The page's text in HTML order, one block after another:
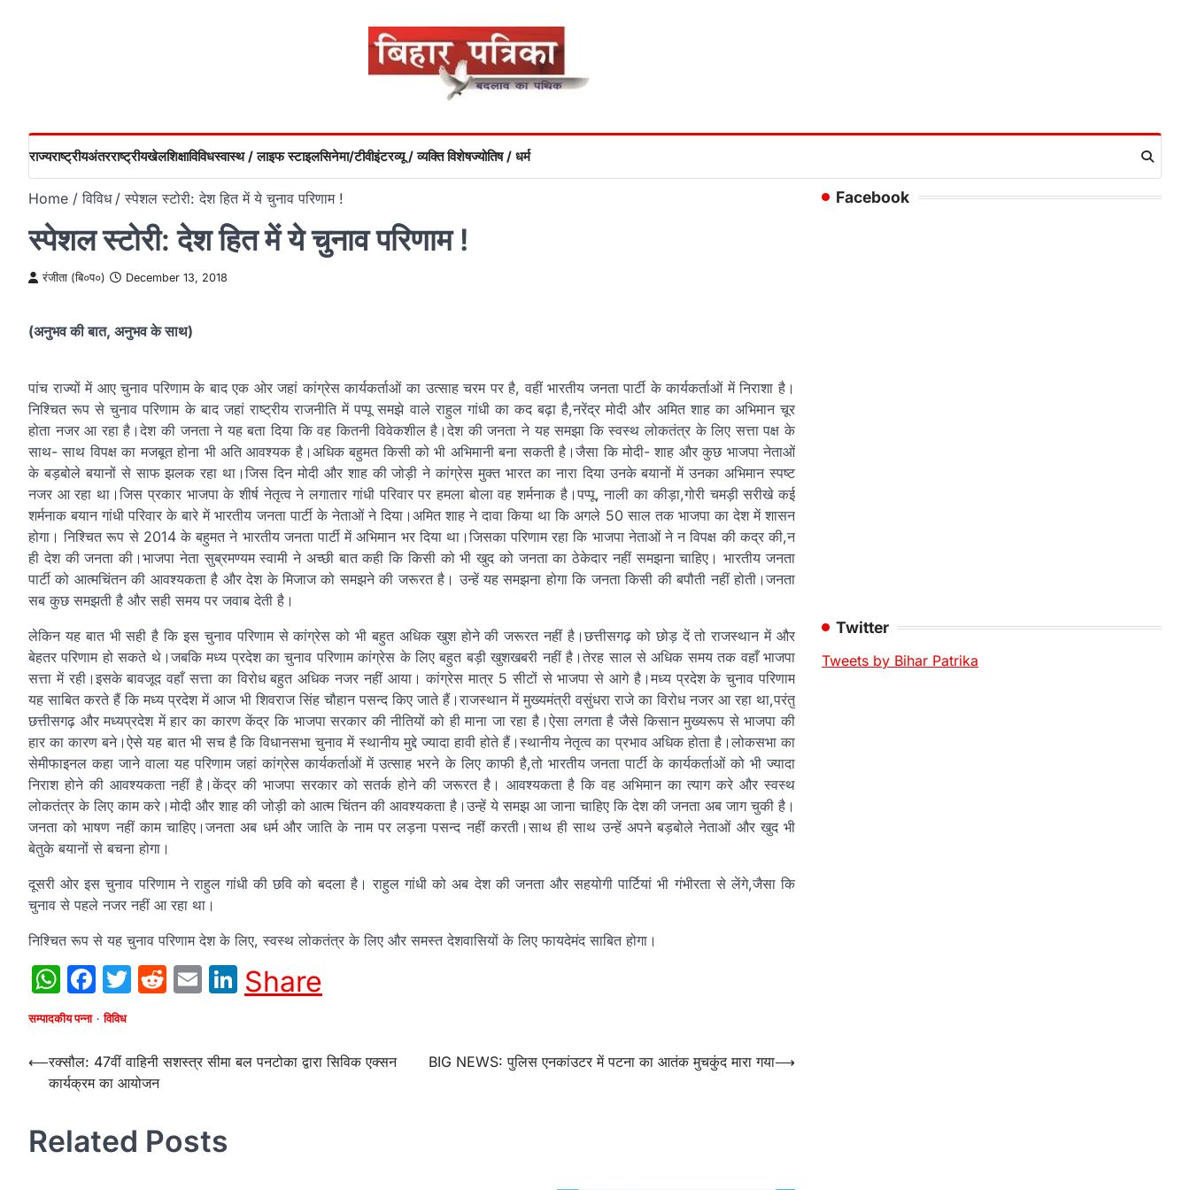
राज्यराष्ट्रीयअंतरराष्ट्रीयखेलशिक्षाविविधस्वास्थ / लाइफ स्टाइलसिनेमा/टीवीइंटरव्यू / व्यक्ति विशेषज्योतिष / धर्म
Home विविध स्पेशल स्टोरी: देश हित में ये चुनाव परिणाम !
स्पेशल स्टोरी: देश हित में ये चुनाव परिणाम !
रंजीता (बि०प०) December 13, 2018
(अनुभव की बात, अनुभव के साथ)
पांच राज्यों में आए चुनाव परिणाम के बाद एक ओर जहां कांग्रेस कार्यकर्ताओं का उत्साह चरम पर है, वहीं भारतीय जनता पार्टी के कार्यकर्ताओं में निराशा है।
निश्चित रूप से चुनाव परिणाम के बाद जहां राष्ट्रीय राजनीति में पप्पू समझे वाले राहुल गांधी का कद बढ़ा है,नरेंद्र मोदी और अमित शाह का अभिमान चूर
होता नजर आ रहा है।देश की जनता ने यह बता दिया कि वह कितनी विवेकशील है।देश की जनता ने यह समझा कि स्वस्थ लोकतंत्र के लिए सत्ता पक्ष के
साथ- साथ विपक्ष का मजबूत होना भी अति आवश्यक है।अधिक बहुमत किसी को भी अभिमानी बना सकती है।जैसा कि मोदी- शाह और कुछ भाजपा नेताओं
के बड़बोले बयानों से साफ झलक रहा था।जिस दिन मोदी और शाह की जोड़ी ने कांग्रेस मुक्त भारत का नारा दिया उनके बयानों में उनका अभिमान स्पष्ट
नजर आ रहा था।जिस प्रकार भाजपा के शीर्ष नेतृत्व ने लगातार गांधी परिवार पर हमला बोला वह शर्मनाक है।पप्पू, नाली का कीड़ा,गोरी चमड़ी सरीखे कई
शर्मनाक बयान गांधी परिवार के बारे में भारतीय जनता पार्टी के नेताओं ने दिया।अमित शाह ने दावा किया था कि अगले 50 साल तक भाजपा का देश में शासन
होगा। निश्चित रूप से 2014 के बहुमत ने भारतीय जनता पार्टी में अभिमान भर दिया था।जिसका परिणाम रहा कि भाजपा नेताओं ने न विपक्ष की कद्र की,न
ही देश की जनता की।भाजपा नेता सुब्रमण्यम स्वामी ने अच्छी बात कही कि किसी को भी खुद को जनता का ठेकेदार नहीं समझना चाहिए। भारतीय जनता
पार्टी को आत्मचिंतन की आवश्यकता है और देश के मिजाज को समझने की जरूरत है। उन्हें यह समझना होगा कि जनता किसी की बपौती नहीं होती।जनता
सब कुछ समझती है और सही समय पर जवाब देती है।
लेकिन यह बात भी सही है कि इस चुनाव परिणाम से कांग्रेस को भी बहुत अधिक खुश होने की जरूरत नहीं है।छत्तीसगढ़ को छोड़ दें तो राजस्थान में और
बेहतर परिणाम हो सकते थे।जबकि मध्य प्रदेश का चुनाव परिणाम कांग्रेस के लिए बहुत बड़ी खुशखबरी नहीं है।तेरह साल से अधिक समय तक वहाँ भाजपा
सत्ता में रही।इसके बावजूद वहाँ सत्ता का विरोध बहुत अधिक नजर नहीं आया। कांग्रेस मात्र 5 सीटों से भाजपा से आगे है।मध्य प्रदेश के चुनाव परिणाम
यह साबित करते हैं कि मध्य प्रदेश में आज भी शिवराज सिंह चौहान पसन्द किए जाते हैं।राजस्थान में मुख्यमंत्री वसुंधरा राजे का विरोध नजर आ रहा था,परंतु
छत्तीसगढ़ और मध्यप्रदेश में हार का कारण केंद्र कि भाजपा सरकार की नीतियों को ही माना जा रहा है।ऐसा लगता है जैसे किसान मुख्यरूप से भाजपा की
हार का कारण बने।ऐसे यह बात भी सच है कि विधानसभा चुनाव में स्थानीय मुद्दे ज्यादा हावी होते हैं।स्थानीय नेतृत्व का प्रभाव अधिक होता है।लोकसभा का
सेमीफाइनल कहा जाने वाला यह परिणाम जहां कांग्रेस कार्यकर्ताओं में उत्साह भरने के लिए काफी है,तो भारतीय जनता पार्टी के कार्यकर्ताओं को भी ज्यादा
निराश होने की आवश्यकता नहीं है।केंद्र की भाजपा सरकार को सतर्क होने की जरूरत है। आवश्यकता है कि वह अभिमान का त्याग करे और स्वस्थ
लोकतंत्र के लिए काम करे।मोदी और शाह की जोड़ी को आत्म चिंतन की आवश्यकता है।उन्हें ये समझ आ जाना चाहिए कि देश की जनता अब जाग चुकी है।
जनता को भाषण नहीं काम चाहिए।जनता अब धर्म और जाति के नाम पर लड़ना पसन्द नहीं करती।साथ ही साथ उन्हें अपने बड़बोले नेताओं और खुद भी
बेतुके बयानों से बचना होगा।
दूसरी ओर इस चुनाव परिणाम ने राहुल गांधी की छवि को बदला है। राहुल गांधी को अब देश की जनता और सहयोगी पार्टियां भी गंभीरता से लेंगे,जैसा कि
चुनाव से पहले नजर नहीं आ रहा था।
निश्चित रूप से यह चुनाव परिणाम देश के लिए, स्वस्थ लोकतंत्र के लिए और समस्त देशवासियों के लिए फायदेमंद साबित होगा।
WhatsApp
Facebook
Twitter
Reddit
EmailLinkedIn
Share
सम्पादकीय पन्ना विविध
Post
navigation
⟵रक्सौल: 47वीं वाहिनी सशस्त्र सीमा बल पनटोका द्वारा सिविक एक्सन
कार्यक्रम का आयोजन
BIG NEWS: पुलिस एनकांउटर में पटना का आतंक मुचकुंद मारा गया⟶
Related Posts
Facebook
Twitter
Tweets by Bihar Patrika